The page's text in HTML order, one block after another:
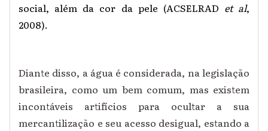
social, além da cor da pele (ACSELRAD et al,
2008).
Diante disso, a água é considerada, na legislação
brasileira, como um bem comum, mas existem
incontáveis artifícios para ocultar a sua
mercantilização e seu acesso desigual, estando a